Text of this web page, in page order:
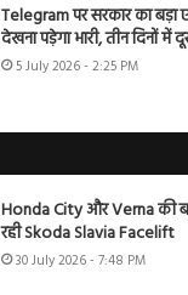
Telegram पर सरकार का
देखना पड़ेगा भारी, तीन दिनों में
5 July 2026 - 2:25 PM
Honda City और Verna की
रही Skoda Slavia Facelift
30 July 2026 - 7:48 PM